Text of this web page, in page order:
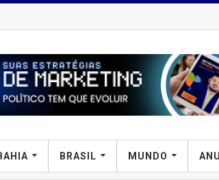
BRASIL MUNDO